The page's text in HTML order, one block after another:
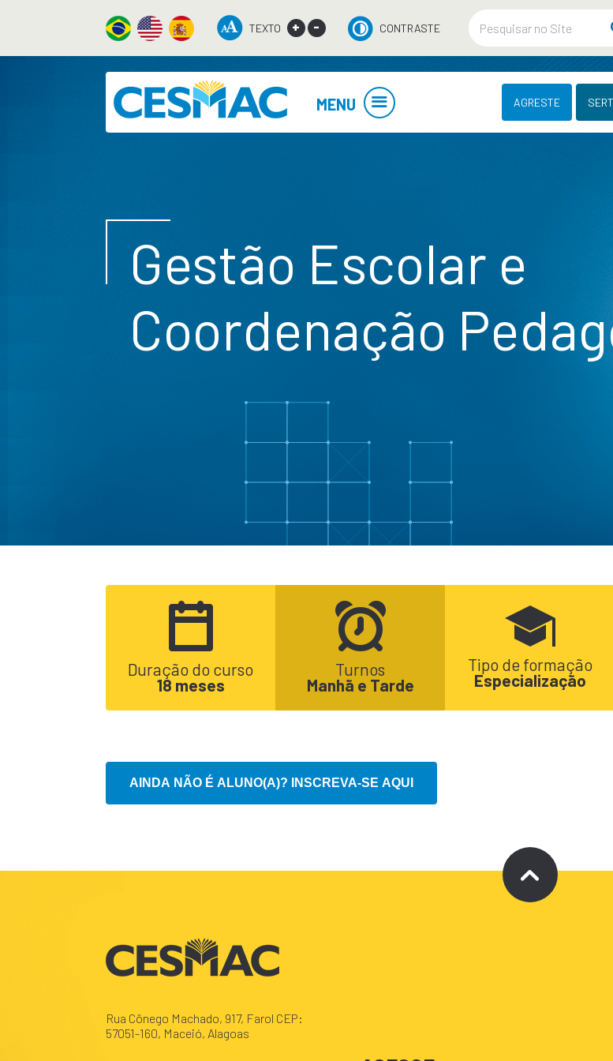
TEXTO + - CONTRASTE
MENU AGRESTE
Gestão Escolar e
Coordenação
Duração do curso
18 meses
Turnos
Manhã e Tarde
Tipo de formação
Especialização
Rua Cônego Machado, 917, Farol CEP:
57051-160, Maceió, Alagoas